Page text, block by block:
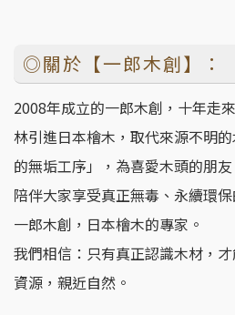
◎關於【一郎木創】：
2008年成立的一郎木創，十年走
林引進日本檜木，取代來源不明
的無垢工序」，為喜愛木頭的朋
陪伴大家享受真正無毒、永續環保
一郎木創，日本檜木的專家。
我們相信：只有真正認識木材，
資源，親近自然。